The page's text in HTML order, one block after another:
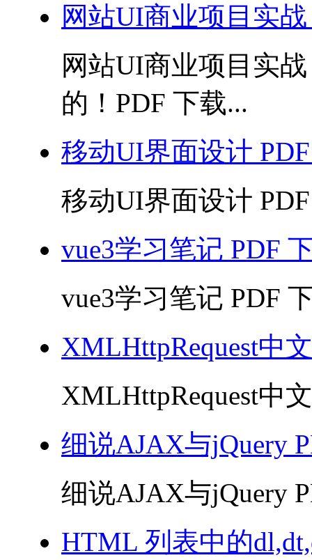
网站UI商业项目实
网站UI商业项目实
的！PDF 下载...
移动UI界面设计
移动UI界面设计
vue3学习笔记 PDF
vue3学习笔记 PDF
XMLHttpRequest中
XMLHttpRequest中
细说AJAX与jQuery
细说AJAX与jQuery
HTML 列表中的